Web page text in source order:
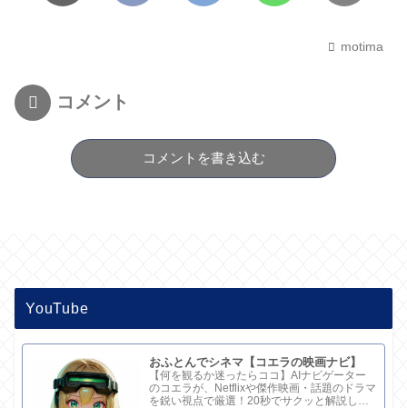
motima
コメント
コメントを書き込む
YouTube
おふとんでシネマ【コエラの映画ナビ】
【何を観るか迷ったらココ】AIナビゲーター
のコエラが、Netflixや傑作映画・話題のドラマ
を鋭い視点で厳選！20秒でサクッと解説して